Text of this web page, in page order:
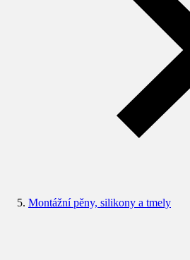
Montážní pěny, silikony a tmely